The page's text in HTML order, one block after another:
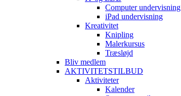
Computer undervisning
iPad undervisning
Kreativitet
Knipling
Malerkursus
Træsløjd
Bliv medlem
AKTIVITETSTILBUD
Aktiviteter
Kalender